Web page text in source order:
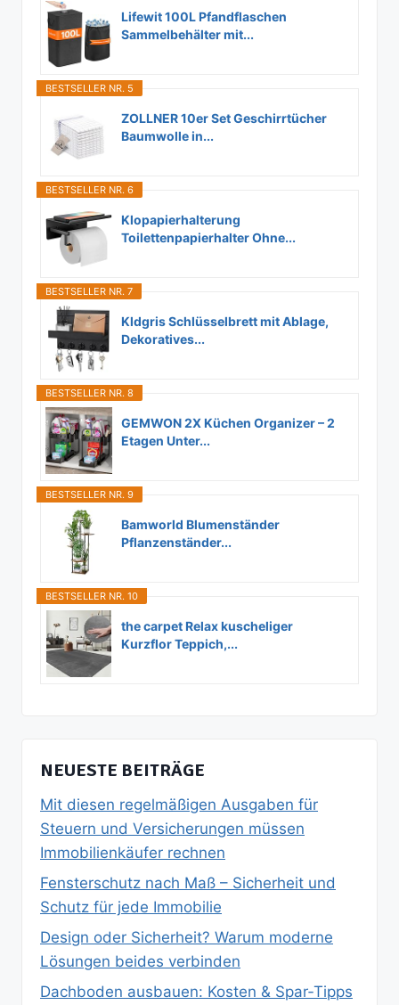
Lifewit 100L Pfandflaschen
Sammelbehälter mit...
BESTSELLER NR. 5
ZOLLNER 10er Set Geschirrtücher
Baumwolle in...
BESTSELLER NR. 6
Klopapierhalterung
Toilettenpapierhalter Ohne...
BESTSELLER NR. 7
Kldgris Schlüsselbrett mit Ablage,
Dekoratives...
BESTSELLER NR. 8
GEMWON 2X Küchen Organizer – 2
Etagen Unter...
BESTSELLER NR. 9
Bamworld Blumenständer
Pflanzenständer...
BESTSELLER NR. 10
the carpet Relax kuscheliger
Kurzflor Teppich,...
NEUESTE BEITRÄGE
Mit diesen regelmäßigen Ausgaben für
Steuern und Versicherungen müssen
Immobilienkäufer rechnen
Fensterschutz nach Maß – Sicherheit und
Schutz für jede Immobilie
Design oder Sicherheit? Warum moderne
Lösungen beides verbinden
Dachboden ausbauen: Kosten & Spar‑Tipps